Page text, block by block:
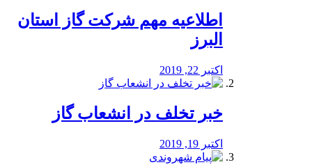
️اطلاعیه مهم شرکت گاز استان
البرز
اکتبر 22, 2019
خبر تخلف در انشعاب گاز
اکتبر 19, 2019